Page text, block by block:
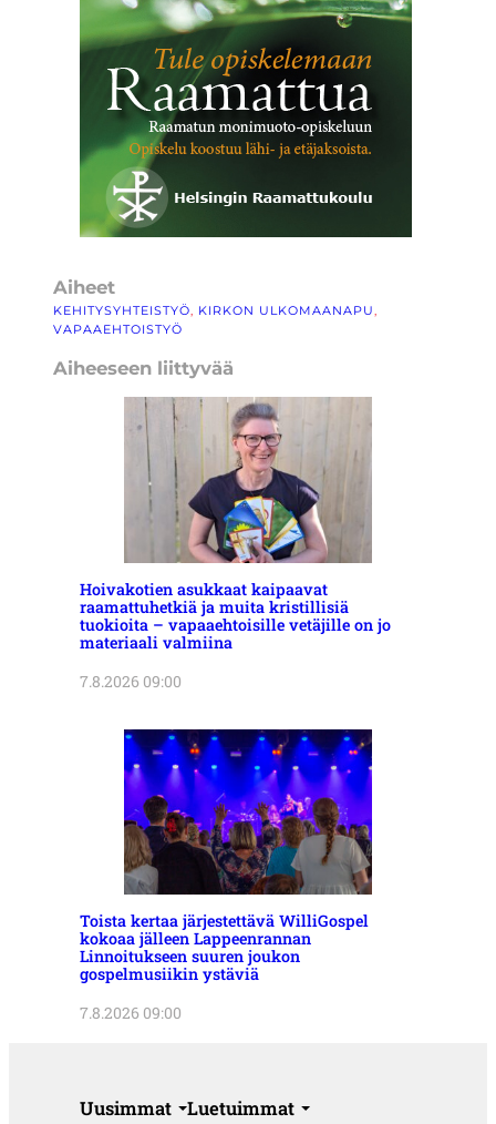
Aiheet
KEHITYSYHTEISTYÖ, KIRKON ULKOMAANAPU
VAPAAEHTOISTYÖ
Aiheeseen liittyvää
Hoivakotien asukkaat kaipaavat
raamattuhetkiä ja muita kristillisiä
tuokioita – vapaaehtoisille vetäjille on jo
materiaali valmiina
7.8.2026 09:00
Toista kertaa järjestettävä WilliGospel
kokoaa jälleen Lappeenrannan
Linnoitukseen suuren joukon
gospelmusiikin ystäviä
7.8.2026 09:00
Uusimmat Luetuimmat